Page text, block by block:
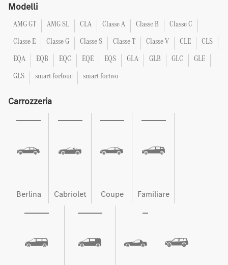
Modelli
AMG GT AMG SL CLA Classe A Classe B
Classe C
Classe E
Classe G Classe S Classe T Classe V CLE
CLS
EQA
EQB EQC EQE EQS GLA GLB GLC
GLE
GLS
smart forfour smart fortwo
Carrozzeria
Berlina Cabriolet Coupe Familiare